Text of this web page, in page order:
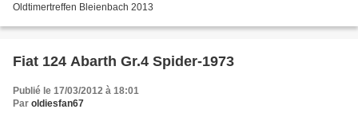
Oldtimertreffen Bleienbach 2013
Fiat 124 Abarth Gr.4 Spider-1973
Publié le 17/03/2012 à 18:01
Par oldiesfan67